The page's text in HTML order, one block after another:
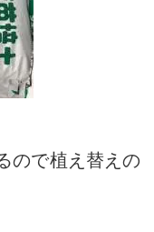
ので植え替えの